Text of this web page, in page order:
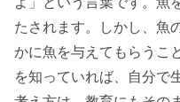
たされます。しかし、魚
かに魚を与えてもらうこ
を知っていれば、自分で